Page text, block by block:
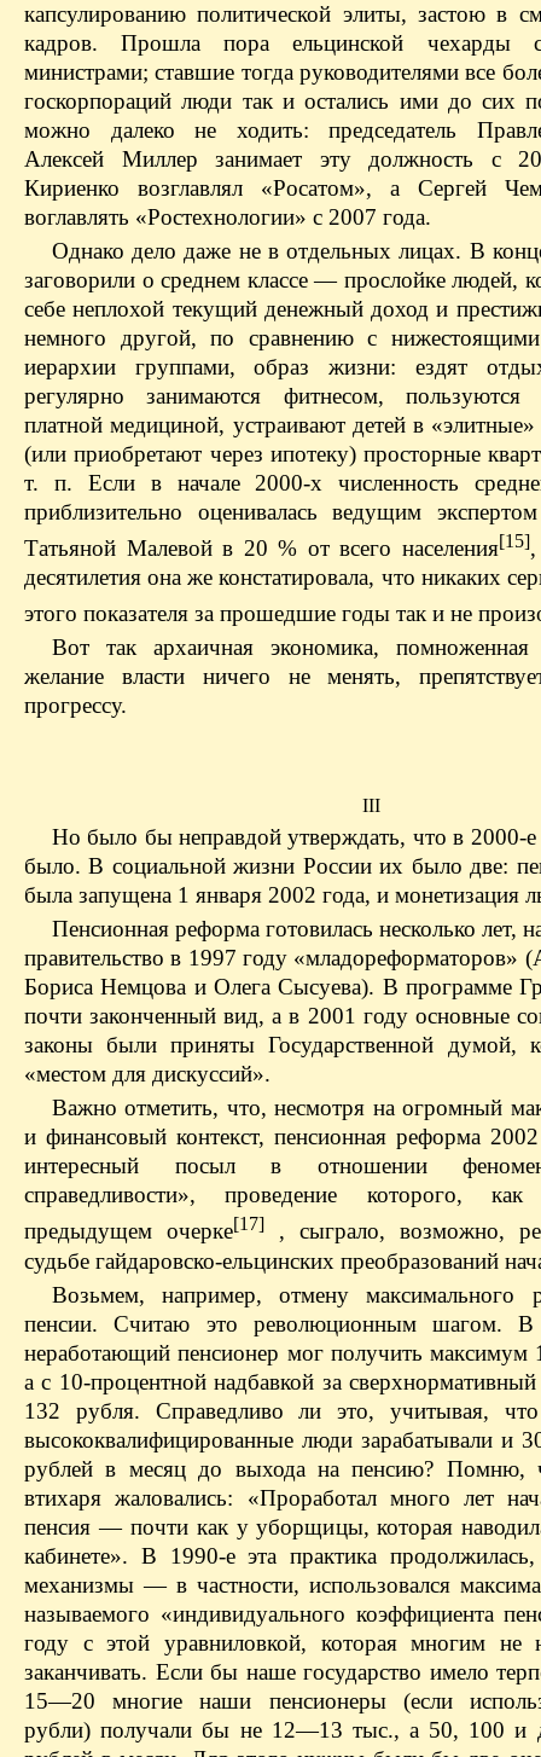
капсулированию политической элиты, застою в
кадров. Прошла пора ельцинской чехарды
министрами; ставшие тогда руководителями все
госкорпораций люди так и остались ими до сих
можно далеко не ходить: председатель
Алексей Миллер занимает эту должность с
Кириенко возглавлял «Росатом», а Сергей
воглавлять «Ростехнологии» с 2007 года.
Однако дело даже не в отдельных лицах. В
заговорили о среднем классе — прослойке людей,
себе неплохой текущий денежный доход и
немного другой, по сравнению с
иерархии группами, образ жизни: ездят
регулярно занимаются фитнесом, пользуются
платной медициной, устраивают детей в
(или приобретают через ипотеку) просторные
т. п. Если в начале 2000-х численность
приблизительно оценивалась ведущим
Татьяной Малевой в 20 % от всего населения[15],
десятилетия она же констатировала, что никаких
этого показателя за прошедшие годы так и не
Вот так архаичная экономика, помноженная
желание власти ничего не менять,
прогрессу.
III
Но было бы неправдой утверждать, что в 2000-
было. В социальной жизни России их было две:
была запущена 1 января 2002 года, и монетизация
Пенсионная реформа готовилась несколько лет,
правительство в 1997 году «младореформаторов»
Бориса Немцова и Олега Сысуева). В программе
почти законченный вид, а в 2001 году основные
законы были приняты Государственной думой,
«местом для дискуссий».
Важно отметить, что, несмотря на огромный
и финансовый контекст, пенсионная реформа
интересный посыл в отношении
справедливости», проведение которого,
предыдущем очерке[17]
, сыграло, возможно,
судьбе гайдаровско-ельцинских преобразований
Возьмем, например, отмену максимального
пенсии. Считаю это революционным шагом.
неработающий пенсионер мог получить максимум
а с 10-процентной надбавкой за
132 рубля. Справедливо ли это, учитывая,
высококвалифицированные люди зарабатывали и
рублей в месяц до выхода на пенсию? Помню,
втихаря жаловались: «Проработал много лет
пенсия — почти как у уборщицы, которая
кабинете». В 1990-е эта практика
механизмы — в частности, использовался
называемого «индивидуального коэффициента
году с этой уравниловкой, которая многим не
заканчивать. Если бы наше государство имело
15—20 многие наши пенсионеры (если
рубли) получали бы не 12—13 тыс., а 50, 100 и